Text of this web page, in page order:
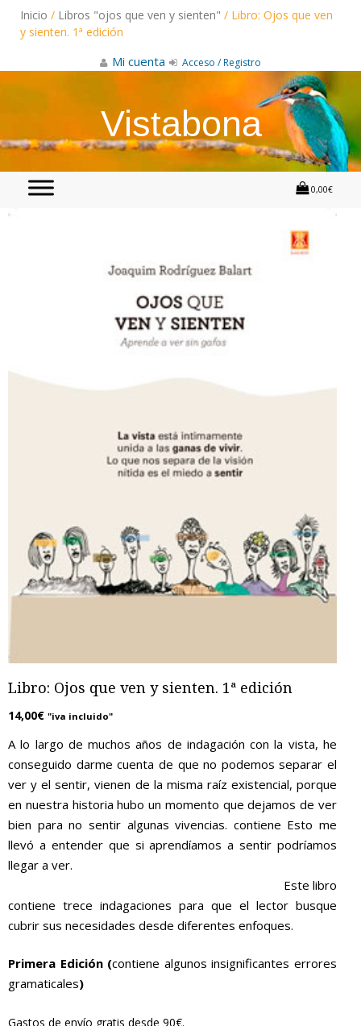
content
Inicio / Libros "ojos que ven y sienten" / Libro: Ojos que ven
y sienten. 1ª edición
Mi cuenta Acceso / Registro
Vistabona
0,00€
Libro: Ojos que ven y sienten. 1ª edición
14,00€ "iva incluido"
A lo largo de muchos años de indagación con la vista, he
conseguido darme cuenta de que no podemos separar el
ver y el sentir, vienen de la misma raíz existencial, porque
en nuestra historia hubo un momento que dejamos de ver
bien para no sentir algunas vivencias. contiene Esto me
llevó a entender que si aprendíamos a sentir podríamos
llegar a ver.
Este libro
contiene trece indagaciones para que el lector busque
cubrir sus necesidades desde diferentes enfoques.
Primera Edición (contiene algunos insignificantes errores
gramaticales)
Gastos de envío gratis desde 90€.